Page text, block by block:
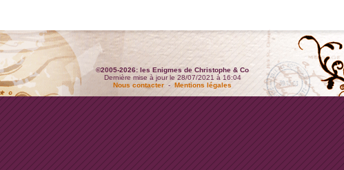
©2005-2026: les Enigmes de Christophe & Co
Dernière mise à jour le 28/07/2021 à 16:04
Nous contacter -Mentions légales